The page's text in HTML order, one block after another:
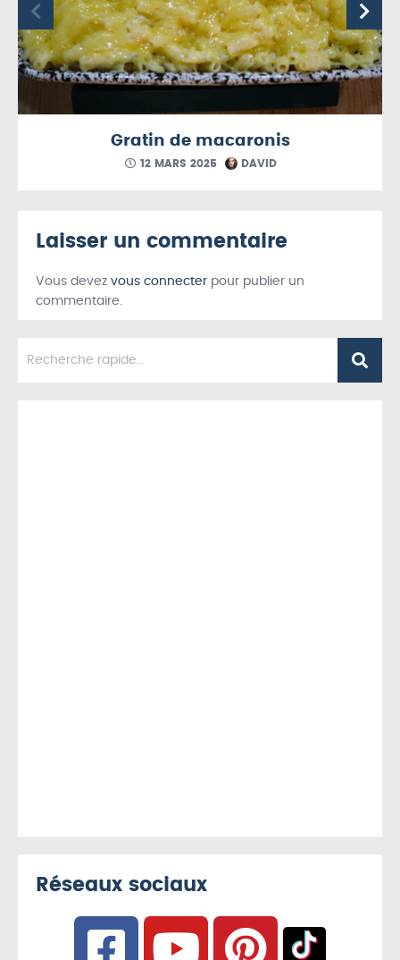
Gratin de macaronis
12 MARS 2025 DAVID
Laisser un commentaire
Vous devez vous connecter pour publier un
commentaire.
Réseaux sociaux